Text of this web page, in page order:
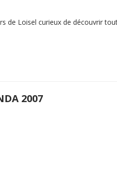
de Loisel curieux de découvrir
2007